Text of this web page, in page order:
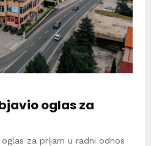
oglas za
za prijam u radni odnos